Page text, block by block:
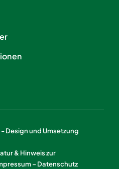
Design und Umsetzung
& Hinweis zur
– Datenschutz